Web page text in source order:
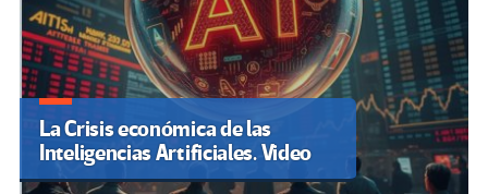
La Crisis económica de las
Inteligencias Artificiales. Video